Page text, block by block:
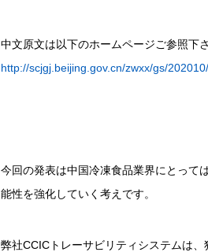
中文原文は以下のホームページご参照下さ
http://scjgj.beijing.gov.cn/zwxx/gs/
今回の発表は中国冷凍食品業界にとって
能性を強化していく考えです。
弊社CCICトレーサビリティシステムは